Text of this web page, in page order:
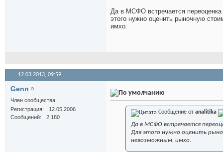
Да в МСФО встречается
этого нужно оценить рыночную
имхо.
12.03.2013, 09:59
Genn
Член сообщества
Регистрация
12.05.2006
Сообщений
2,180
Сообщение от analitika
Да в МСФО встречается
Для этого нужно оценить
невозможным, имхо.